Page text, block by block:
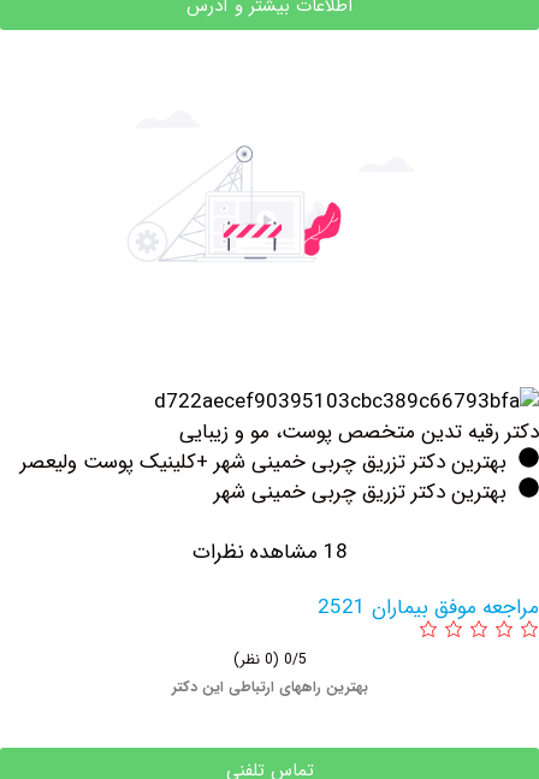
اطلاعات بیشتر و آدرس
تدین متخصص پوست، مو و زیبایی
دکتر تزریق چربی خمینی شهر +کلینیک پوست ولیعصر
دکتر تزریق چربی خمینی شهر
بیماران 2521
بهترین راههای ارتباطی این دکتر
تماس تلفنی